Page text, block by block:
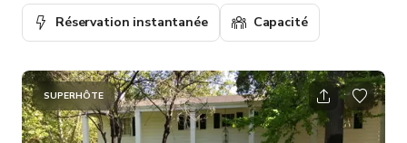
Réservation instantanée Capacité
SUPERHÔTE